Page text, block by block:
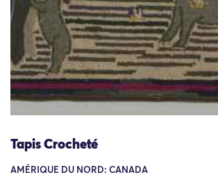
Tapis Crocheté
AMÉRIQUE DU NORD: CANADA